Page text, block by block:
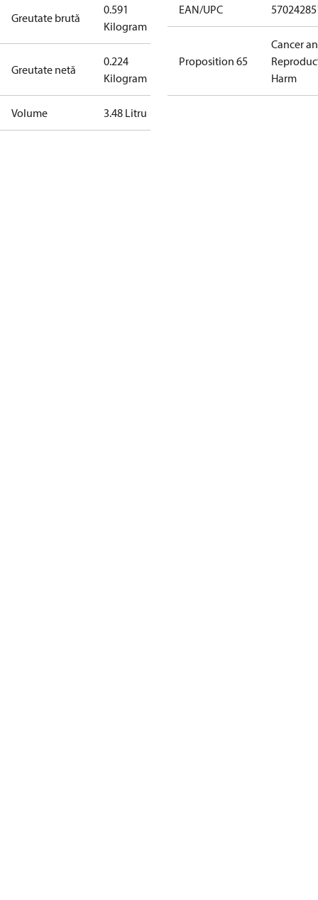
Greutate brută
0.591
Kilogram
Greutate netă
0.224
Kilogram
Volume 3.48 Litru
EAN/UPC
Proposition 65
Cancer
Harm